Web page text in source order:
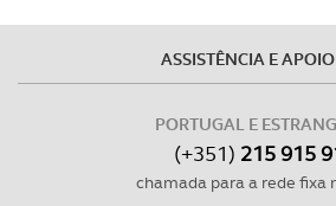
ASSISTÊNCIA E
PORTUGAL E
(+351) 215 915
chamada para a rede fixa